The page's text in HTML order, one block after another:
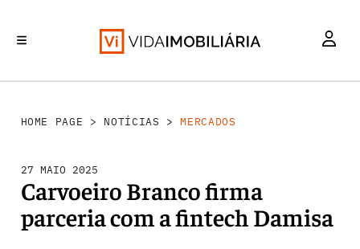
HOME PAGE > NOTÍCIAS >MERCADOS
27 MAIO 2025
Carvoeiro Branco firma
parceria com a fintech Damisa